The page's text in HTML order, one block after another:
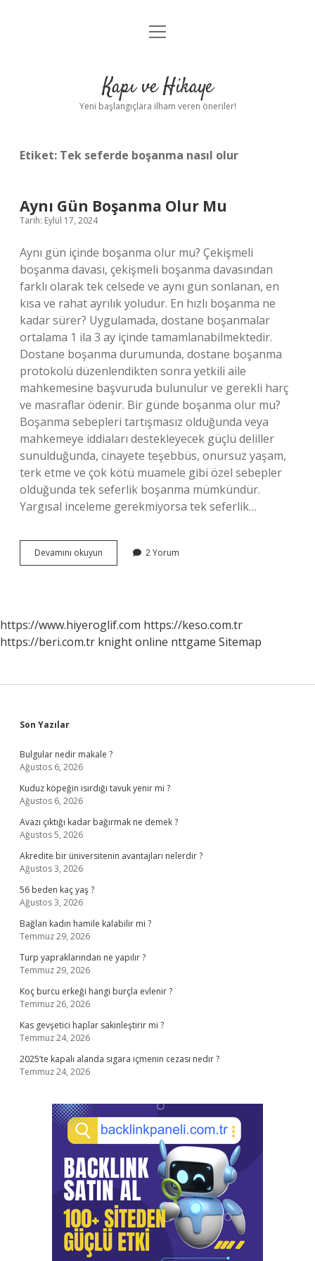
Anasayfa
Yasal Uyarı
menüyü
Kapı ve Hikaye
Yeni başlangıçlara ilham veren öneriler!
Etiket: Tek seferde boşanma nasıl olur
Aynı Gün Boşanma Olur Mu
Tarih: Eylül 17, 2024
Aynı gün içinde boşanma olur mu? Çekişmeli
boşanma davası, çekişmeli boşanma davasından
farklı olarak tek celsede ve aynı gün sonlanan, en
kısa ve rahat ayrılık yoludur. En hızlı boşanma ne
kadar sürer? Uygulamada, dostane boşanmalar
ortalama 1 ila 3 ay içinde tamamlanabilmektedir.
Dostane boşanma durumunda, dostane boşanma
protokolü düzenlendikten sonra yetkili aile
mahkemesine başvuruda bulunulur ve gerekli harç
ve masraflar ödenir. Bir günde boşanma olur mu?
Boşanma sebepleri tartışmasız olduğunda veya
mahkemeye iddiaları destekleyecek güçlü deliller
sunulduğunda, cinayete teşebbüs, onursuz yaşam,
terk etme ve çok kötü muamele gibi özel sebepler
olduğunda tek seferlik boşanma mümkündür.
Yargısal inceleme gerekmiyorsa tek seferlik…
Devamını okuyun
Gün
2 Yorum
https://www.hiyeroglif.com https://keso.com.tr
https://beri.com.tr knight online nttgame Sitemap
Sidebar
Son Yazılar
Bulgular nedir makale ?
Ağustos 6, 2026
Kuduz köpeğin ısırdığı tavuk yenir mi ?
Ağustos 6, 2026
Avazı çıktığı kadar bağırmak ne demek ?
Ağustos 5, 2026
Akredite bir üniversitenin avantajları nelerdir ?
Ağustos 3, 2026
56 beden kaç yaş ?
Ağustos 3, 2026
Bağlan kadın hamile kalabilir mi ?
Temmuz 29, 2026
Turp yapraklarından ne yapılır ?
Temmuz 29, 2026
Koç burcu erkeği hangi burçla evlenir ?
Temmuz 26, 2026
Kas gevşetici haplar sakinleştirir mi ?
Temmuz 24, 2026
2025’te kapalı alanda sigara içmenin cezası nedir ?
Temmuz 24, 2026